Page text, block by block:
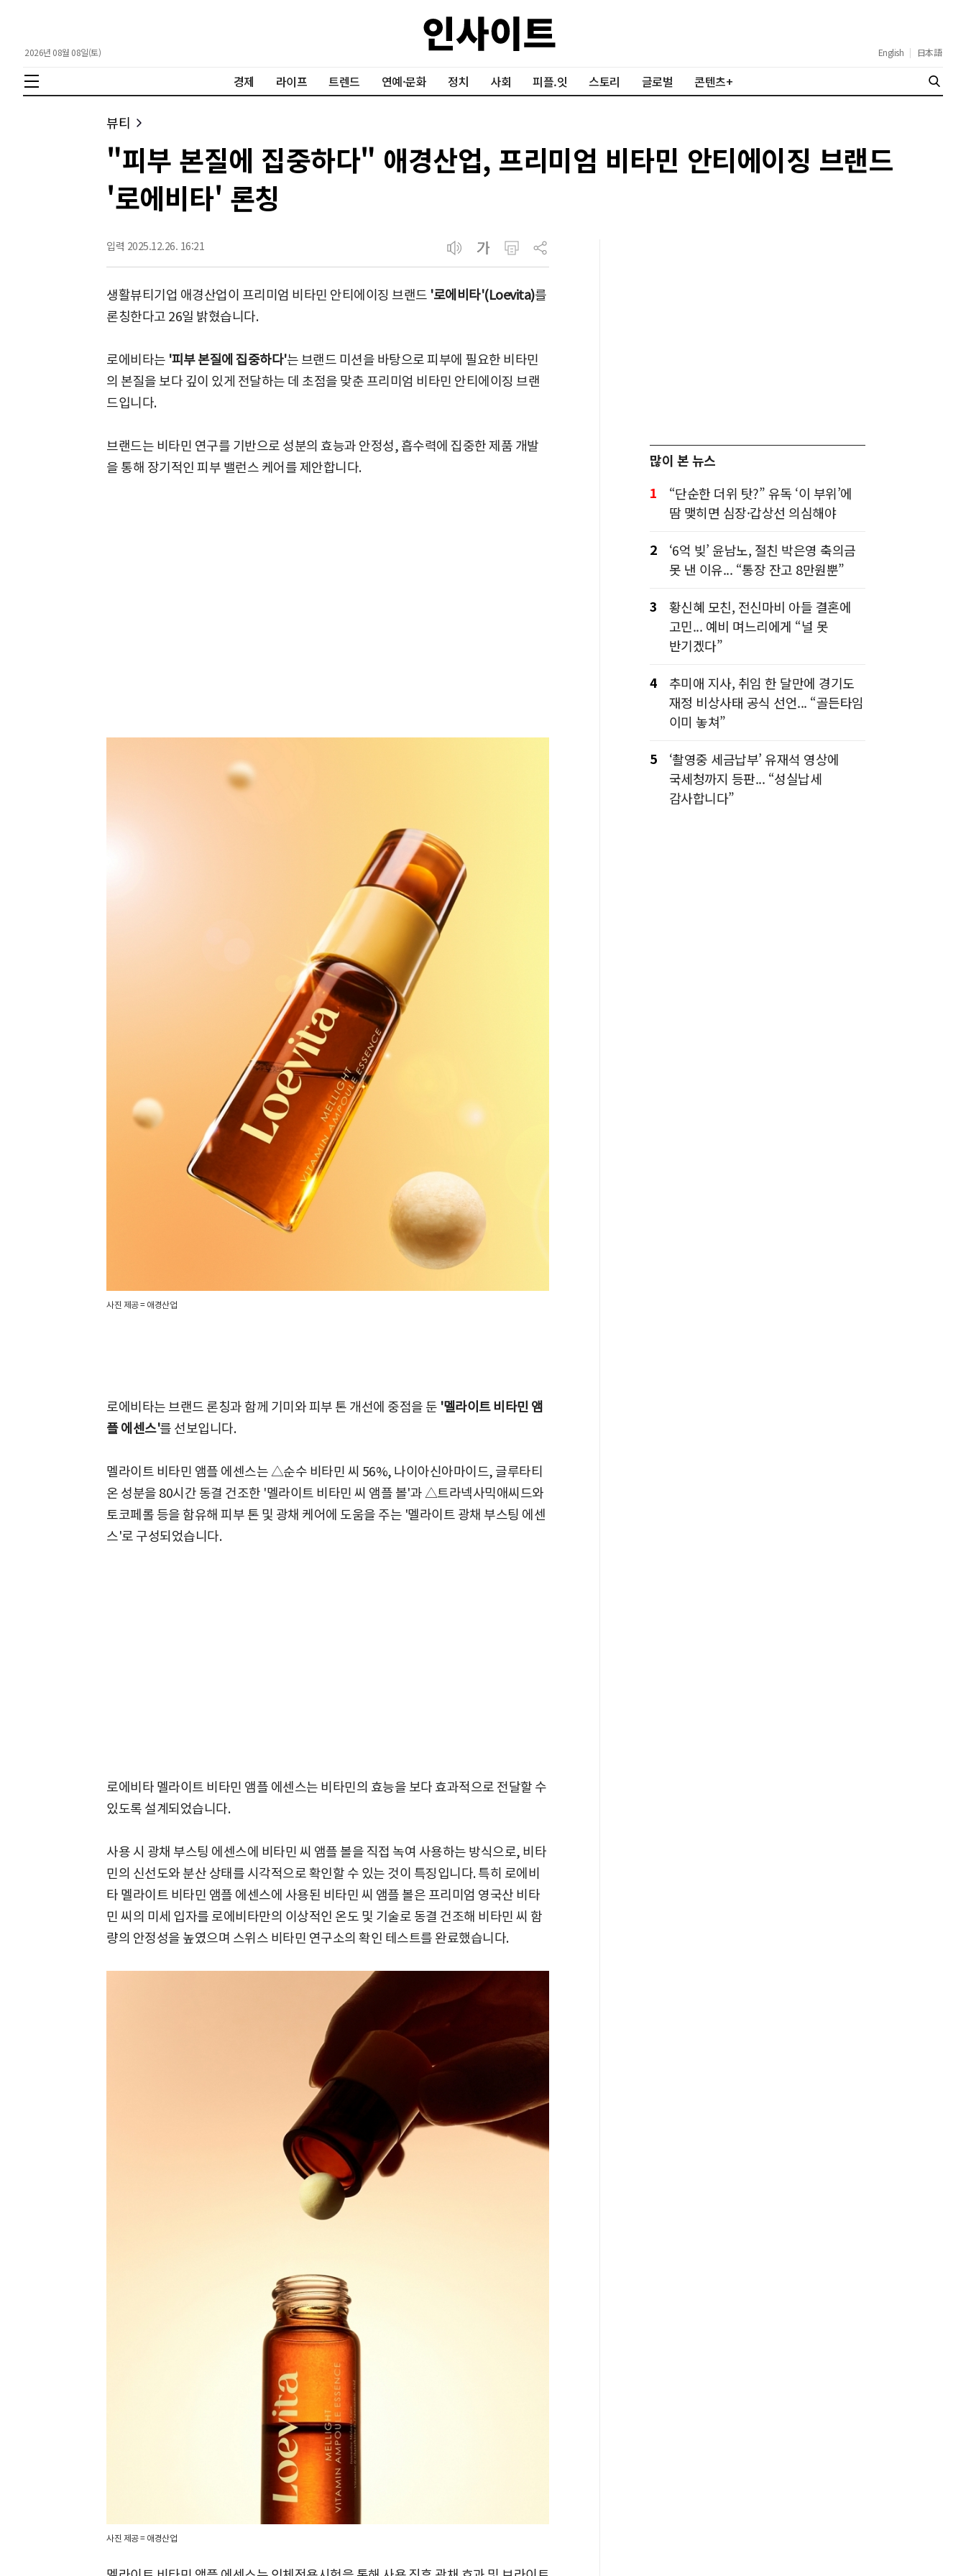
2026년 08월 08일(토) English | 日本語
경제 라이프 트렌드 연예·문화 정치 사회 피플.잇 스토리 글로벌 콘텐츠+
뷰티
"피부 본질에 집중하다" 애경산업, 프리미엄 비타민 안티에이징 브랜드
'로에비타' 론칭
입력 2025.12.26. 16:21
생활뷰티기업 애경산업이 프리미엄 비타민 안티에이징 브랜드 '로에비타'(Loevita)를
론칭한다고 26일 밝혔습니다.
로에비타는 '피부 본질에 집중하다'는 브랜드 미션을 바탕으로 피부에 필요한 비타민
의 본질을 보다 깊이 있게 전달하는 데 초점을 맞춘 프리미엄 비타민 안티에이징 브랜
드입니다.
브랜드는 비타민 연구를 기반으로 성분의 효능과 안정성, 흡수력에 집중한 제품 개발
을 통해 장기적인 피부 밸런스 케어를 제안합니다.
사진 제공 = 애경산업
로에비타는 브랜드 론칭과 함께 기미와 피부 톤 개선에 중점을 둔 '멜라이트 비타민 앰
플 에센스'를 선보입니다.
멜라이트 비타민 앰플 에센스는 △순수 비타민 씨 56%, 나이아신아마이드, 글루타티
온 성분을 80시간 동결 건조한 '멜라이트 비타민 씨 앰플 볼'과 △트라넥사믹애씨드와
토코페롤 등을 함유해 피부 톤 및 광채 케어에 도움을 주는 '멜라이트 광채 부스팅 에센
스'로 구성되었습니다.
로에비타 멜라이트 비타민 앰플 에센스는 비타민의 효능을 보다 효과적으로 전달할 수
있도록 설계되었습니다.
사용 시 광채 부스팅 에센스에 비타민 씨 앰플 볼을 직접 녹여 사용하는 방식으로, 비타
민의 신선도와 분산 상태를 시각적으로 확인할 수 있는 것이 특징입니다. 특히 로에비
타 멜라이트 비타민 앰플 에센스에 사용된 비타민 씨 앰플 볼은 프리미엄 영국산 비타
민 씨의 미세 입자를 로에비타만의 이상적인 온도 및 기술로 동결 건조해 비타민 씨 함
량의 안정성을 높였으며 스위스 비타민 연구소의 확인 테스트를 완료했습니다.
사진 제공 = 애경산업
많이 본 뉴스
1
“단순한 더위 탓?” 유독 ‘이 부위’에
땀 맺히면 심장·갑상선 의심해야
2
‘6억 빚’ 윤남노, 절친 박은영 축의금
못 낸 이유... “통장 잔고 8만원뿐”
3
황신혜 모친, 전신마비 아들 결혼에
고민... 예비 며느리에게 “널 못
반기겠다”
4
추미애 지사, 취임 한 달만에 경기도
재정 비상사태 공식 선언... “골든타임
이미 놓쳐”
5
‘촬영중 세금납부’ 유재석 영상에
국세청까지 등판... “성실납세
감사합니다”